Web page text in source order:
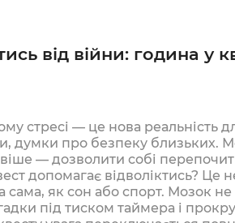
від війни: година у
стресі — це нова реальність
думки про безпеку близьких.
— дозволити собі
допомагає відволіктись? Це
сама, як сон або спорт. Мозок
під тиском таймера і